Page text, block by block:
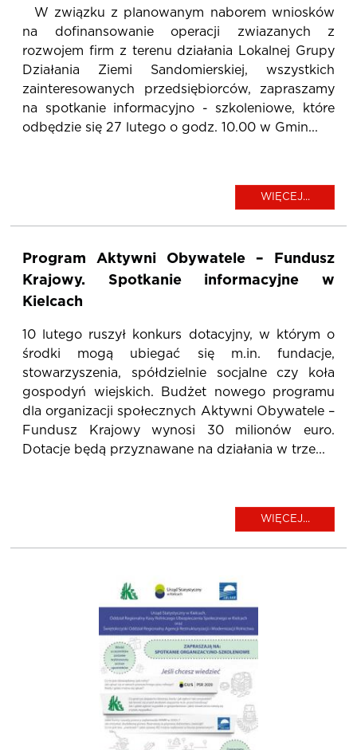
W związku z planowanym naborem wniosków
na dofinansowanie operacji zwiazanych z
rozwojem firm z terenu działania Lokalnej Grupy
Działania Ziemi Sandomierskiej, wszystkich
zainteresowanych przedsiębiorców, zapraszamy
na spotkanie informacyjno - szkoleniowe, które
odbędzie się 27 lutego o godz. 10.00 w Gmin...
WIĘCEJ...
Program Aktywni Obywatele – Fundusz
Krajowy. Spotkanie informacyjne w
Kielcach
10 lutego ruszył konkurs dotacyjny, w którym o
środki mogą ubiegać się m.in. fundacje,
stowarzyszenia, spółdzielnie socjalne czy koła
gospodyń wiejskich. Budżet nowego programu
dla organizacji społecznych Aktywni Obywatele –
Fundusz Krajowy wynosi 30 milionów euro.
Dotacje będą przyznawane na działania w trze...
WIĘCEJ...